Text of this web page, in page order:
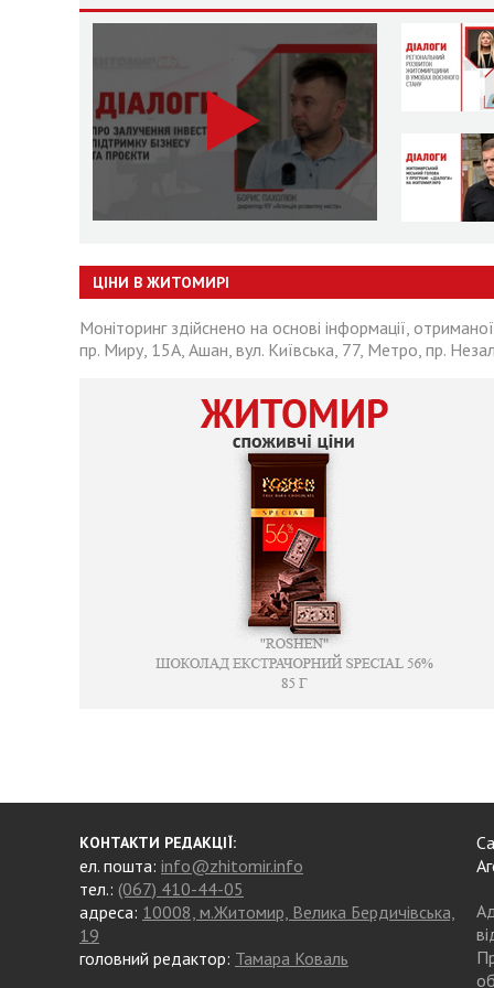
ЦІНИ В ЖИТОМИРІ
Моніторинг здійснено на основі інформації,
пр. Миру, 15А, Ашан, вул. Київська, 77, Метро, пр.
КОНТАКТИ РЕДАКЦІЇ:
ел. пошта: info@zhitomir.info
тел.: (067) 410-44-05
адреса: 10008, м.Житомир, Велика Бердичівська,
19
головний редактор: Тамара Коваль